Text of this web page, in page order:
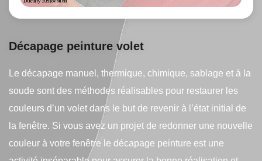
Décapage peinture volet
Le décapage manuel, thermique, chimique, sablage et à la
soude sont des méthodes réalisables pour restaurer les
couleurs d’un volet dans le but de revenir à l’état initial de
la fenêtre. Si vous avez un projet de redonner une nouvelle
couleur à votre fenêtre le décapage peinture est une